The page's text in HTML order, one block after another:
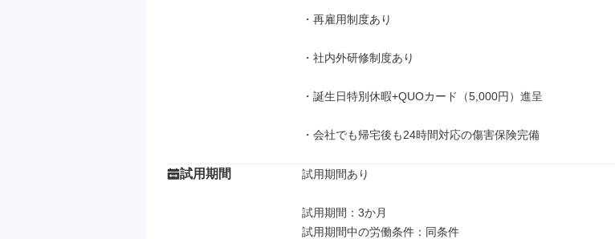
・再雇用制度あり
・社内外研修制度あり
・誕生日特別休暇+QUOカード（5,000円）進呈
・会社でも帰宅後も24時間対応の傷害保険完備
試用期間 試用期間あり
試用期間：3か月
試用期間中の労働条件：同条件